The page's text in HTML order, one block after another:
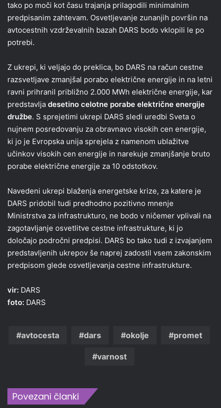
tako po moči kot času trajanja prilagodili minimalnim
predpisanim zahtevam. Osvetljevanje zunanjih površin na
avtocestnih vzdrževalnih bazah DARS bodo vklopili le po
potrebi.
Z ukrepi, ki veljajo do preklica, bo DARS na račun cestne
razsvetljave zmanjšal porabo električne energije in na letni
ravni prihranil približno 2.000 MWh električne energije, kar
predstavlja desetino celotne porabe električne energije
družbe. S sprejetimi ukrepi DARS sledi uredbi Sveta o
nujnem posredovanju za obravnavo visokih cen energije,
ki jo je Evropska unija sprejela z namenom ublažitve
učinkov visokih cen energije in narekuje zmanjšanje bruto
porabe električne energije za 10 odstotkov.
Navedeni ukrepi blaženja energetske krize, za katere je
DARS pridobil tudi predhodno pozitivno mnenje
Ministrstva za infrastrukturo, ne bodo v ničemer vplivali na
zagotavljanje osvetlitve cestne infrastrukture, ki jo
določajo področni predpisi. DARS bo tako tudi z izvajanjem
predstavljenih ukrepov še naprej zadostil vsem zakonskim
predpisom glede osvetljevanja cestne infrastrukture.
vir: DARS
foto: DARS
avtocesta dars okolje promet
varnost
Povezani članki